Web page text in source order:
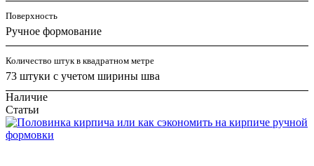
Поверхность
Ручное формование
Количество штук в квадратном метре
73 штуки с учетом ширины шва
Наличие
Статьи